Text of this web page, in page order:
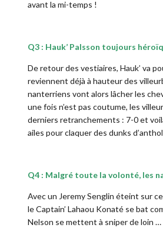
avant la mi-temps !
Q3 : Hauk’ Palsson toujours
De retour des vestiaires, Hauk’ va
reviennent déjà à hauteur des
nanterriens vont alors lâcher les
une fois n’est pas coutume, les
derniers retranchements : 7-0 et
ailes pour claquer des dunks
Q4 : Malgré toute la volonté, les
Avec un Jeremy Senglin éteint sur
le Captain’ Lahaou Konaté se bat
Nelson se mettent à sniper de loin